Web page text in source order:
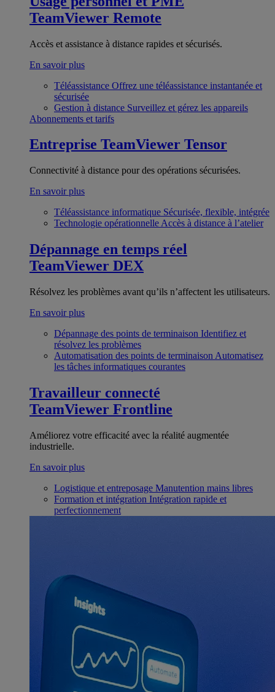
TeamViewer Remote
Accès et assistance à distance rapides et sécurisés.
En savoir plus
Téléassistance Offrez une téléassistance instantanée et
sécurisée
Gestion à distance Surveillez et gérez les appareils
Abonnements et tarifs
Entreprise TeamViewer Tensor
Connectivité à distance pour des opérations sécurisées.
En savoir plus
Téléassistance informatique Sécurisée, flexible, intégrée
Technologie opérationnelle Accès à distance à l’atelier
Dépannage en temps réel
TeamViewer DEX
Résolvez les problèmes avant qu’ils n’affectent les utilisateurs.
En savoir plus
Dépannage des points de terminaison Identifiez et
résolvez les problèmes
Automatisation des points de terminaison Automatisez
les tâches informatiques courantes
Travailleur connecté
TeamViewer Frontline
Améliorez votre efficacité avec la réalité augmentée
industrielle.
En savoir plus
Logistique et entreposage Manutention mains libres
Formation et intégration Intégration rapide et
perfectionnement